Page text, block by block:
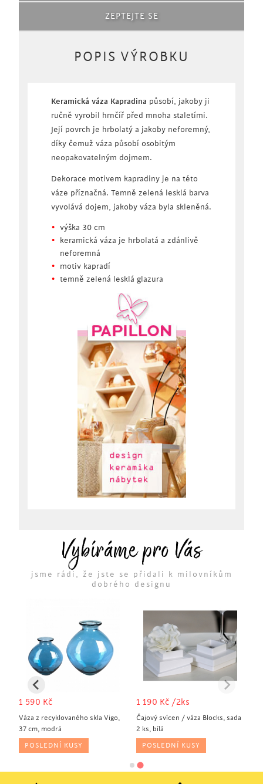
ZEPTEJTE SE
POPIS VÝROBKU
Keramická váza Kapradina působí, jakoby ji
ručně vyrobil hrnčíř před mnoha staletími.
Její povrch je hrbolatý a jakoby neforemný,
díky čemuž váza působí osobitým
neopakovatelným dojmem.
Dekorace motivem kapradiny je na této
váze příznačná. Temně zelená lesklá barva
vyvolává dojem, jakoby váza byla skleněná.
výška 30 cm
keramická váza je hrbolatá a zdánlivě
neforemná
motiv kapradí
temně zelená lesklá glazura
Vybíráme pro Vás
jsme rádi, že jste se přidali k milovníkům
dobrého designu
1 590 Kč
Váza z recyklovaného skla Vigo,
37 cm, modrá
POSLEDNÍ KUSY
1 190 Kč /2ks
Čajový svícen / váza Blocks, sada
2 ks, bílá
POSLEDNÍ KUSY